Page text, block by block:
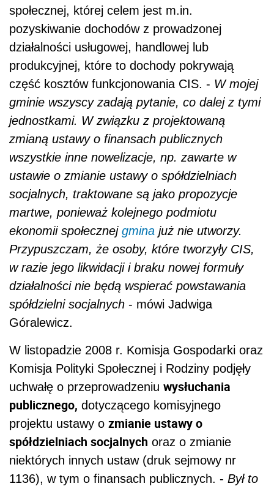
społecznej, której celem jest m.in.
pozyskiwanie dochodów z prowadzonej
działalności usługowej, handlowej lub
produkcyjnej, które to dochody pokrywają
część kosztów funkcjonowania CIS. - W mojej
gminie wszyscy zadają pytanie, co dalej z tymi
jednostkami. W związku z projektowaną
zmianą ustawy o finansach publicznych
wszystkie inne nowelizacje, np. zawarte w
ustawie o zmianie ustawy o spółdzielniach
socjalnych, traktowane są jako propozycje
martwe, ponieważ kolejnego podmiotu
ekonomii społecznej gmina już nie utworzy.
Przypuszczam, że osoby, które tworzyły CIS,
w razie jego likwidacji i braku nowej formuły
działalności nie będą wspierać powstawania
spółdzielni socjalnych - mówi Jadwiga
Góralewicz.
W listopadzie 2008 r. Komisja Gospodarki oraz
Komisja Polityki Społecznej i Rodziny podjęły
uchwałę o przeprowadzeniu wysłuchania
publicznego, dotyczącego komisyjnego
projektu ustawy o zmianie ustawy o
spółdzielniach socjalnych oraz o zmianie
niektórych innych ustaw (druk sejmowy nr
1136), w tym o finansach publicznych. - Był to